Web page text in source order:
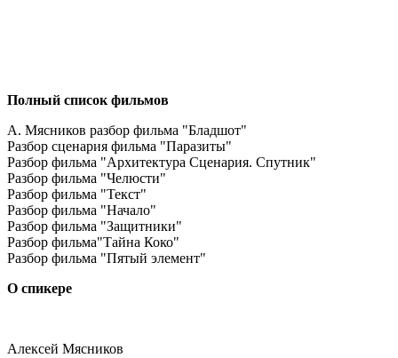
Полный список фильмов
А. Мясников разбор фильма "Бладшот"
Разбор сценария фильма "Паразиты"
Разбор фильма "Архитектура Сценария. Спутник"
Разбор фильма "Челюсти"
Разбор фильма "Текст"
Разбор фильма "Начало"
Разбор фильма "Защитники"
Разбор фильма"Тайна Коко"
Разбор фильма "Пятый элемент"
О спикере
Алексей Мясников